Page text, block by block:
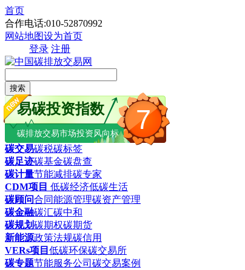
首页
合作电话:010-52870992
网站地图设为首页
登录 注册
搜索
7
易碳投资指数
碳排放交易市场投资风向标
碳交易碳税碳标签
碳足迹碳基金碳盘查
碳计量节能减排碳专家
CDM项目 低碳经济低碳生活
碳顾问合同能源管理碳资产管理
碳金融碳汇碳中和
碳规划碳期权碳期货
新能源政策法规碳信用
VERs项目 低碳环保碳交易所
碳专题节能服务公司 碳交易案例